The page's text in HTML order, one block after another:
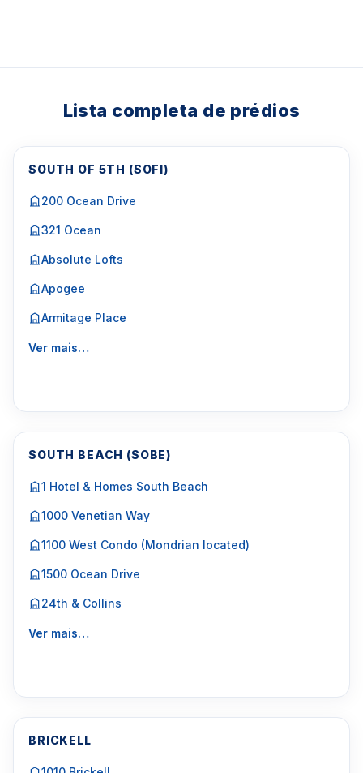
Lista completa de prédios
SOUTH OF 5TH (SOFI)
200 Ocean Drive
321 Ocean
Absolute Lofts
Apogee
Armitage Place
Ver mais…
SOUTH BEACH (SOBE)
1 Hotel & Homes South Beach
1000 Venetian Way
1100 West Condo (Mondrian located)
1500 Ocean Drive
24th & Collins
Ver mais…
BRICKELL